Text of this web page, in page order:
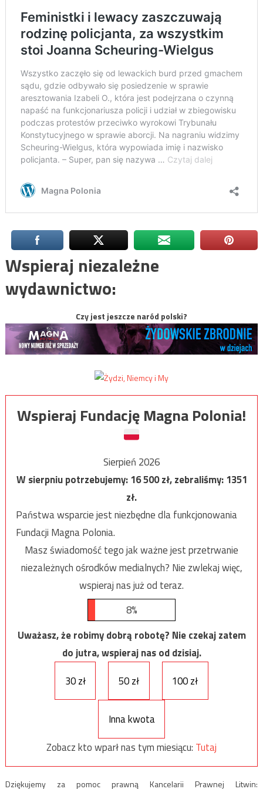
Wspieraj niezależne
wydawnictwo:
Czy jest jeszcze naród polski?
Wspieraj Fundację Magna Polonia!
Sierpień 2026
W sierpniu potrzebujemy:16 500zł, zebraliśmy:1351
zł.
Państwa wsparcie jest niezbędne dla funkcjonowania
Fundacji Magna Polonia.
Masz świadomość tego jak ważne jest przetrwanie
niezależnych ośrodków medialnych? Nie zwlekaj więc,
wspieraj nas już od teraz.
8%
Uważasz, że robimy dobrą robotę? Nie czekaj zatem
do jutra, wspieraj nas od dzisiaj.
30 zł
50 zł 100 zł
Inna kwota
Zobacz kto wparł nas tym miesiącu: Tutaj
Dziękujemy za pomoc prawną Kancelarii Prawnej Litwin: